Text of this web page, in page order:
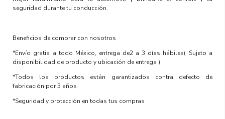
seguridad durante tu conducción.
Beneficios de comprar con nosotros
*Envío gratis a todo México, entrega de2 a 3 días hábiles( Sujeto a
disponibilidad de producto y ubicación de entrega )
*Todos los productos están garantizados contra defecto de
fabricación por 3 años
*Seguridad y protección en todas tus compras